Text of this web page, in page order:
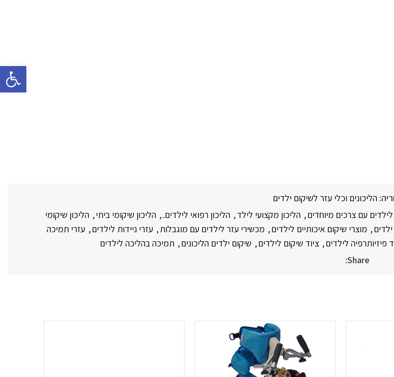
הליכונים וכלי עזר לשיקום ילדים
לילדים עם צרכים מיוחדים, הליכון מקצועי לילד, הליכון רפואי לילדים., הליכון שיקומי ביתי, הליכון שיקומי
, מוצרי שיקום איכותיים לילדים, מכשירי עזר לילדים עם מוגבלות, עזרי ניידות לילדים, עזרי תמיכה
פיזיותרפיה לילדים, ציוד שיקום לילדים, שיקום ילדים הליכונים, תמיכה בהליכה לילדים
Share:
פתח